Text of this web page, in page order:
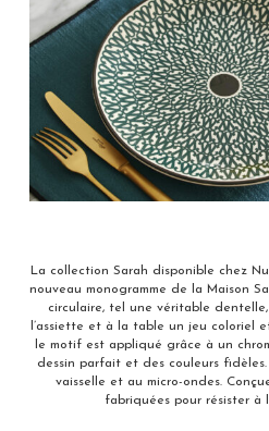
La collection Sarah disponible chez
nouveau monogramme de la Maison
circulaire, tel une véritable
l’assiette et à la table un jeu coloriel
le motif est appliqué grâce à un
dessin parfait et des couleurs
vaisselle et au micro-ondes.
fabriquées pour résister à